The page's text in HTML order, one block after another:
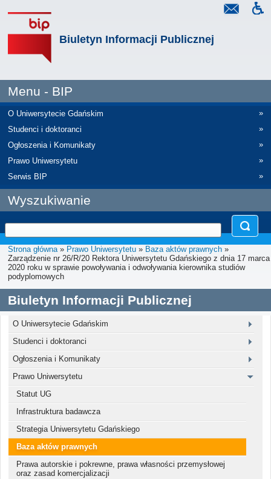
Biuletyn Informacji Publicznej
Menu - BIP
O Uniwersytecie Gdańskim
»
Studenci i doktoranci
»
Ogłoszenia i Komunikaty
»
Prawo Uniwersytetu
»
Serwis BIP
»
Wyszukiwanie
Strona główna» Prawo Uniwersytetu » Baza aktów prawnych »
Zarządzenie nr 26/R/20 Rektora Uniwersytetu Gdańskiego z dnia 17 marca
2020 roku w sprawie powoływania i odwoływania kierownika studiów
podyplomowych
Biuletyn Informacji Publicznej
O Uniwersytecie Gdańskim
Studenci i doktoranci
Ogłoszenia i Komunikaty
Prawo Uniwersytetu
Statut UG
Infrastruktura badawcza
Strategia Uniwersytetu Gdańskiego
Baza aktów prawnych
Prawa autorskie i pokrewne, prawa własności przemysłowej
oraz zasad komercjalizacji